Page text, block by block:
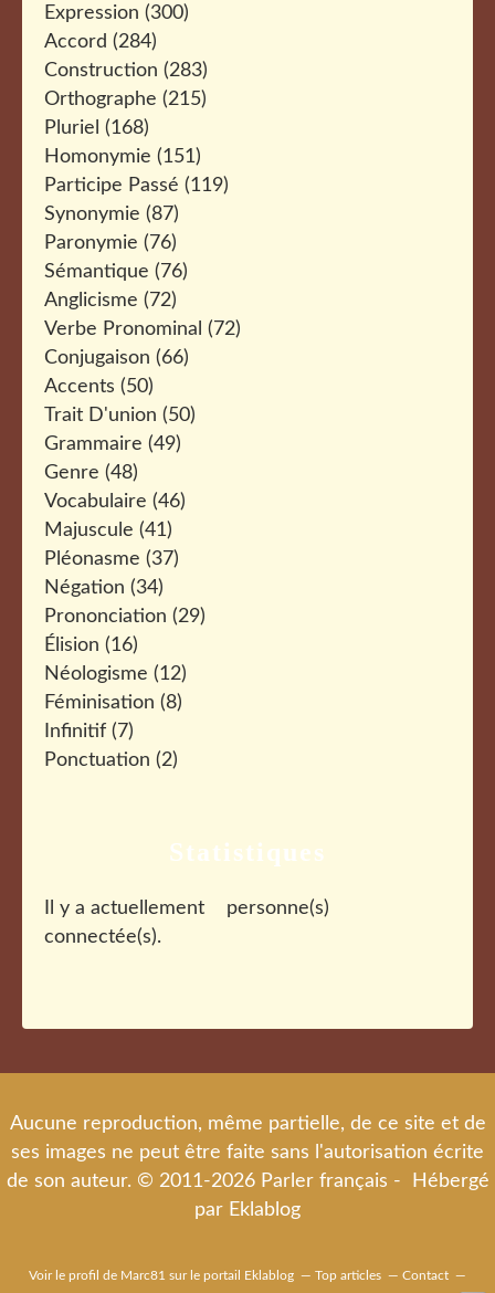
Expression (300)
Accord (284)
Construction (283)
Orthographe (215)
Pluriel (168)
Homonymie (151)
Participe Passé (119)
Synonymie (87)
Paronymie (76)
Sémantique (76)
Anglicisme (72)
Verbe Pronominal (72)
Conjugaison (66)
Accents (50)
Trait D'union (50)
Grammaire (49)
Genre (48)
Vocabulaire (46)
Majuscule (41)
Pléonasme (37)
Négation (34)
Prononciation (29)
Élision (16)
Néologisme (12)
Féminisation (8)
Infinitif (7)
Ponctuation (2)
Statistiques
Il y a actuellement
personne(s)
connectée(s).
Aucune reproduction, même partielle, de ce site et de
ses images ne peut être faite sans l'autorisation écrite
de son auteur. © 2011-2026 Parler français - Hébergé
par Eklablog
Voir le profil de Marc81 sur le portail Eklablog Top articles Contact